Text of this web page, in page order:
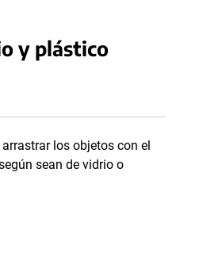
y plástico
los objetos con el
sean de vidrio o